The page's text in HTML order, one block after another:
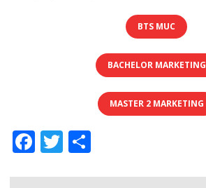
BTS MUC
BACHELOR MARKETING
MASTER 2 MARKETING
Facebook
Twitter
CONTACT
Nous localiser